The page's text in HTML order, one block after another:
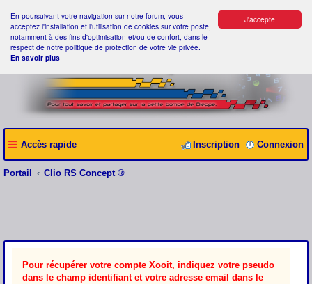
J'accepte
En poursuivant votre navigation sur notre forum, vous
acceptez l'installation et l'utilisation de cookies sur votre poste,
notamment à des fins d'optimisation et/ou de confort, dans le
respect de notre politique de protection de votre vie privée.
En savoir plus
Accès rapide Connexion
Inscription
Portail Clio RS Concept ®
Pour récupérer votre compte Xooit, indiquez votre pseudo
dans le champ identifiant et votre adresse email dans le